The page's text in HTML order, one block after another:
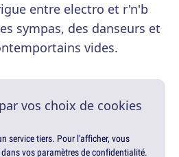
entre electro et r'n'b
sympas, des danseurs et
vides.
vos choix de cookies
service tiers. Pour l'afficher, vous
vos paramètres de confidentialité.